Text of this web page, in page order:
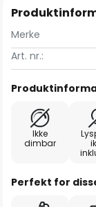
Merke
Art. nr.:
Ikke
dimbar
Perfekt for